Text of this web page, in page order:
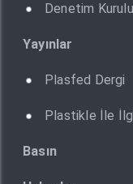
Denetim Kurulu
Yayınlar
Plasfed Dergi
Plastikle İle
Basın